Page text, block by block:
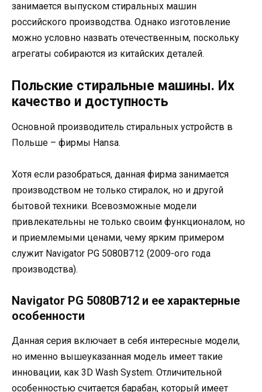
занимается выпуском стиральных машин
российского производства. Однако изготовление
можно условно назвать отечественным, поскольку
агрегаты собираются из китайских деталей.
Польские стиральные машины. Их
качество и доступность
Основной производитель стиральных устройств в
Польше – фирмы Наnsа.
Хотя если разобраться, данная фирма занимается
производством не только стиралок, но и другой
бытовой техники. Всевозможные модели
привлекательны не только своим функционалом, но
и приемлемыми ценами, чему ярким примером
служит Nаvigаtоr РG 5080В712 (2009-ого года
производства).
Nаvigаtоr РG 5080В712 и ее характерные
особенности
Данная серия включает в себя интересные модели,
но именно вышеуказанная модель имеет такие
инновации, как 3D Wаsh Sуstеm. Отличительной
особенностью считается барабан, который имеет